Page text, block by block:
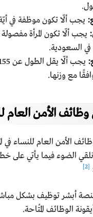
يجب ألّا تكون موظفة في
يجب ألّا تكون المرأة
السعودية.
مع وزنها.
وظائف الأمن العام
الأمن العام للنساء في
الضوء فيما يأتي على
[2]
أبشر توظيف بشكل
الوظائف المُتاحة.